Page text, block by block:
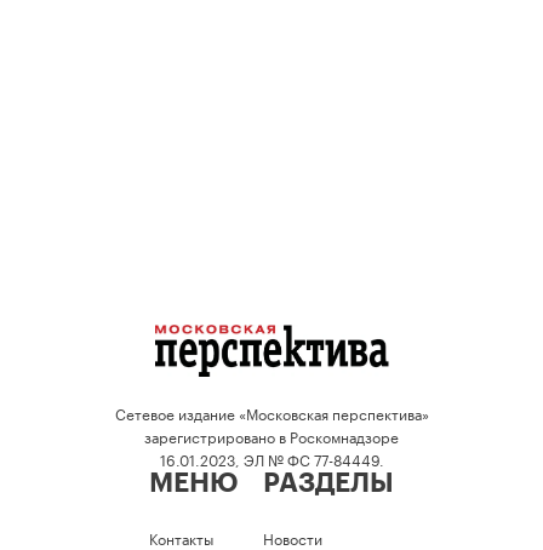
Сетевое издание «Московская перспектива»
зарегистрировано в Роскомнадзоре
16.01.2023, ЭЛ № ФС 77-84449.
МЕНЮ
Контакты
РАЗДЕЛЫ
Новости